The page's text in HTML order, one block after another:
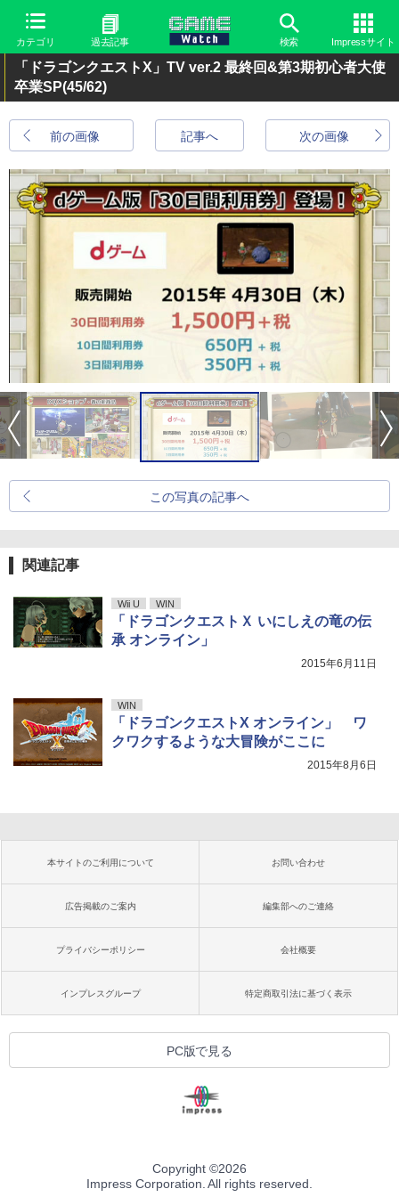
カテゴリ 過去記事 検索 Impressサイト
「ドラゴンクエストX」TV ver.2 最終回&第3期初心者大使
卒業SP(45/62)
前の画像 次の画像
記事へ
この写真の記事へ
関連記事
Wii U WIN
「ドラゴンクエストＸ いにしえの竜の伝
承 オンライン」
2015年6月11日
WIN
「ドラゴンクエストX オンライン」 ワ
クワクするような大冒険がここに
2015年8月6日
本サイトのご利用について お問い合わせ
広告掲載のご案内 編集部へのご連絡
プライバシーポリシー 会社概要
インプレスグループ 特定商取引法に基づく表示
PC版で見る
Copyright ©2026
Impress Corporation. All rights reserved.